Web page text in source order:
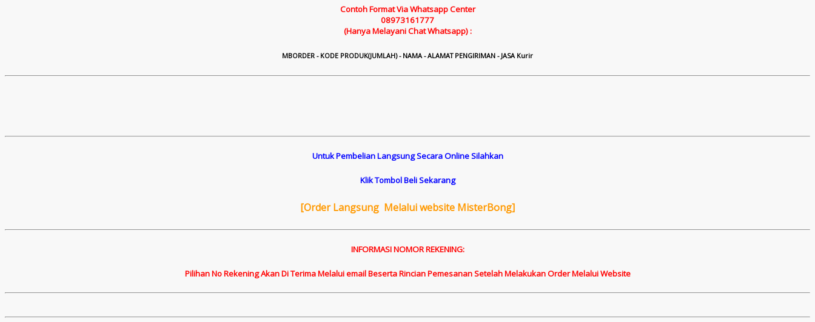
Contoh Format Via Whatsapp Center
08973161777
(Hanya Melayani Chat Whatsapp) :
MBORDER - KODE PRODUK(JUMLAH) - NAMA - ALAMAT PENGIRIMAN - JASA Kurir
Untuk Pembelian Langsung Secara Online Silahkan
Klik Tombol Beli Sekarang
[Order Langsung Melalui website MisterBong]
INFORMASI NOMOR REKENING:
Pilihan No Rekening Akan Di Terima Melalui email Beserta Rincian Pemesanan Setelah Melakukan Order Melalui Website